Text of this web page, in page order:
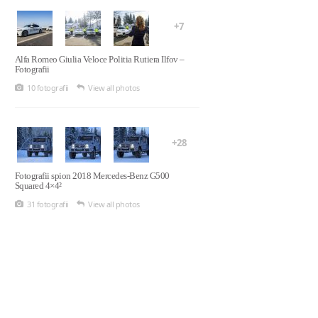
+7
Alfa Romeo Giulia Veloce Politia Rutiera Ilfov –
Fotografii
10 fotografii
View all photos
+28
Fotografii spion 2018 Mercedes-Benz G500
Squared 4×4²
31 fotografii
View all photos